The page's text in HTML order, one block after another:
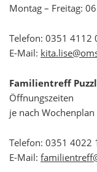
Montag – Freitag:
Telefon: 0351 4112
E-Mail:
Familientreff
Öffnungszeiten
je nach Wochenplan
Telefon: 0351 4022
E-Mail: